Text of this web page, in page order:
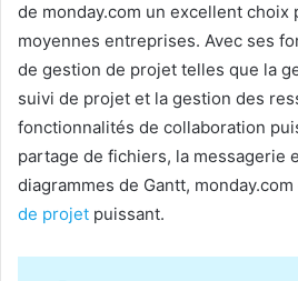
de monday.com un excellent
moyennes entreprises. Avec ses
de gestion de projet telles que la
suivi de projet et la gestion des
fonctionnalités de collaboration
partage de fichiers, la messagerie
diagrammes de Gantt,
de projet puissant.